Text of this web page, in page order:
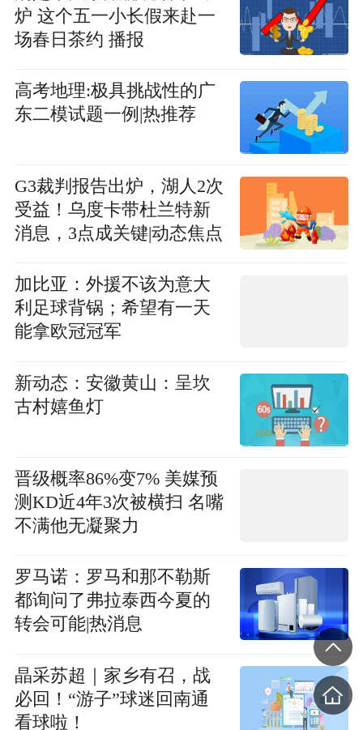
炉 这个五一小长假来赴一
场春日茶约 播报
高考地理:极具挑战性的广
东二模试题一例|热推荐
G3裁判报告出炉，湖人2次
受益！乌度卡带杜兰特新
消息，3点成关键|动态焦点
加比亚：外援不该为意大
利足球背锅；希望有一天
能拿欧冠冠军
新动态：安徽黄山：呈坎
古村嬉鱼灯
晋级概率86%变7% 美媒预
测KD近4年3次被横扫 名嘴
不满他无凝聚力
罗马诺：罗马和那不勒斯
都询问了弗拉泰西今夏的
转会可能|热消息
晶采苏超｜家乡有召，战
必回！“游子”球迷回南通
看球啦！